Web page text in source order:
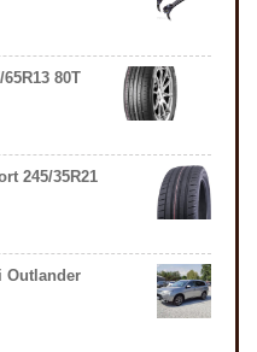
80T
245/35R21
Outlander